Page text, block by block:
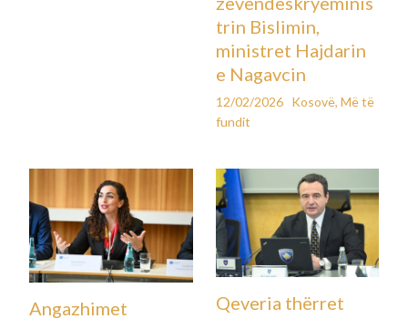
masa ajrore nga Mesdheu që vijnë në rajonin tonë dhe këto
masa ajrore janë të ngrohta, por janë të pasura edhe me
vranësira. Në Shqipëri lokalisht menjëherë të martën priten
reshje e rrebeshe shiu, por këto reshje do të jenë të
priten më shumë intervale kohore me diell, por lokalisht
vranësira dhe reshje të dobëta shiu. Në viset e larta malore si
në Shqipëri, Maqedoninë Veriore dhe jug të Kosovës do të
ketë reshje bore. E Mërkura sjellë më shumë vranësira e më
shumë reshje shiu sidomos në Shqipëri dhe Maqedoninë
Veriore.